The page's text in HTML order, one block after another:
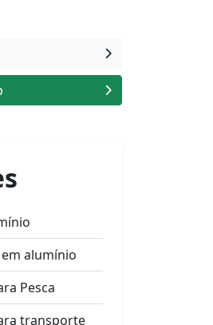
alumínio
Pesca
transporte